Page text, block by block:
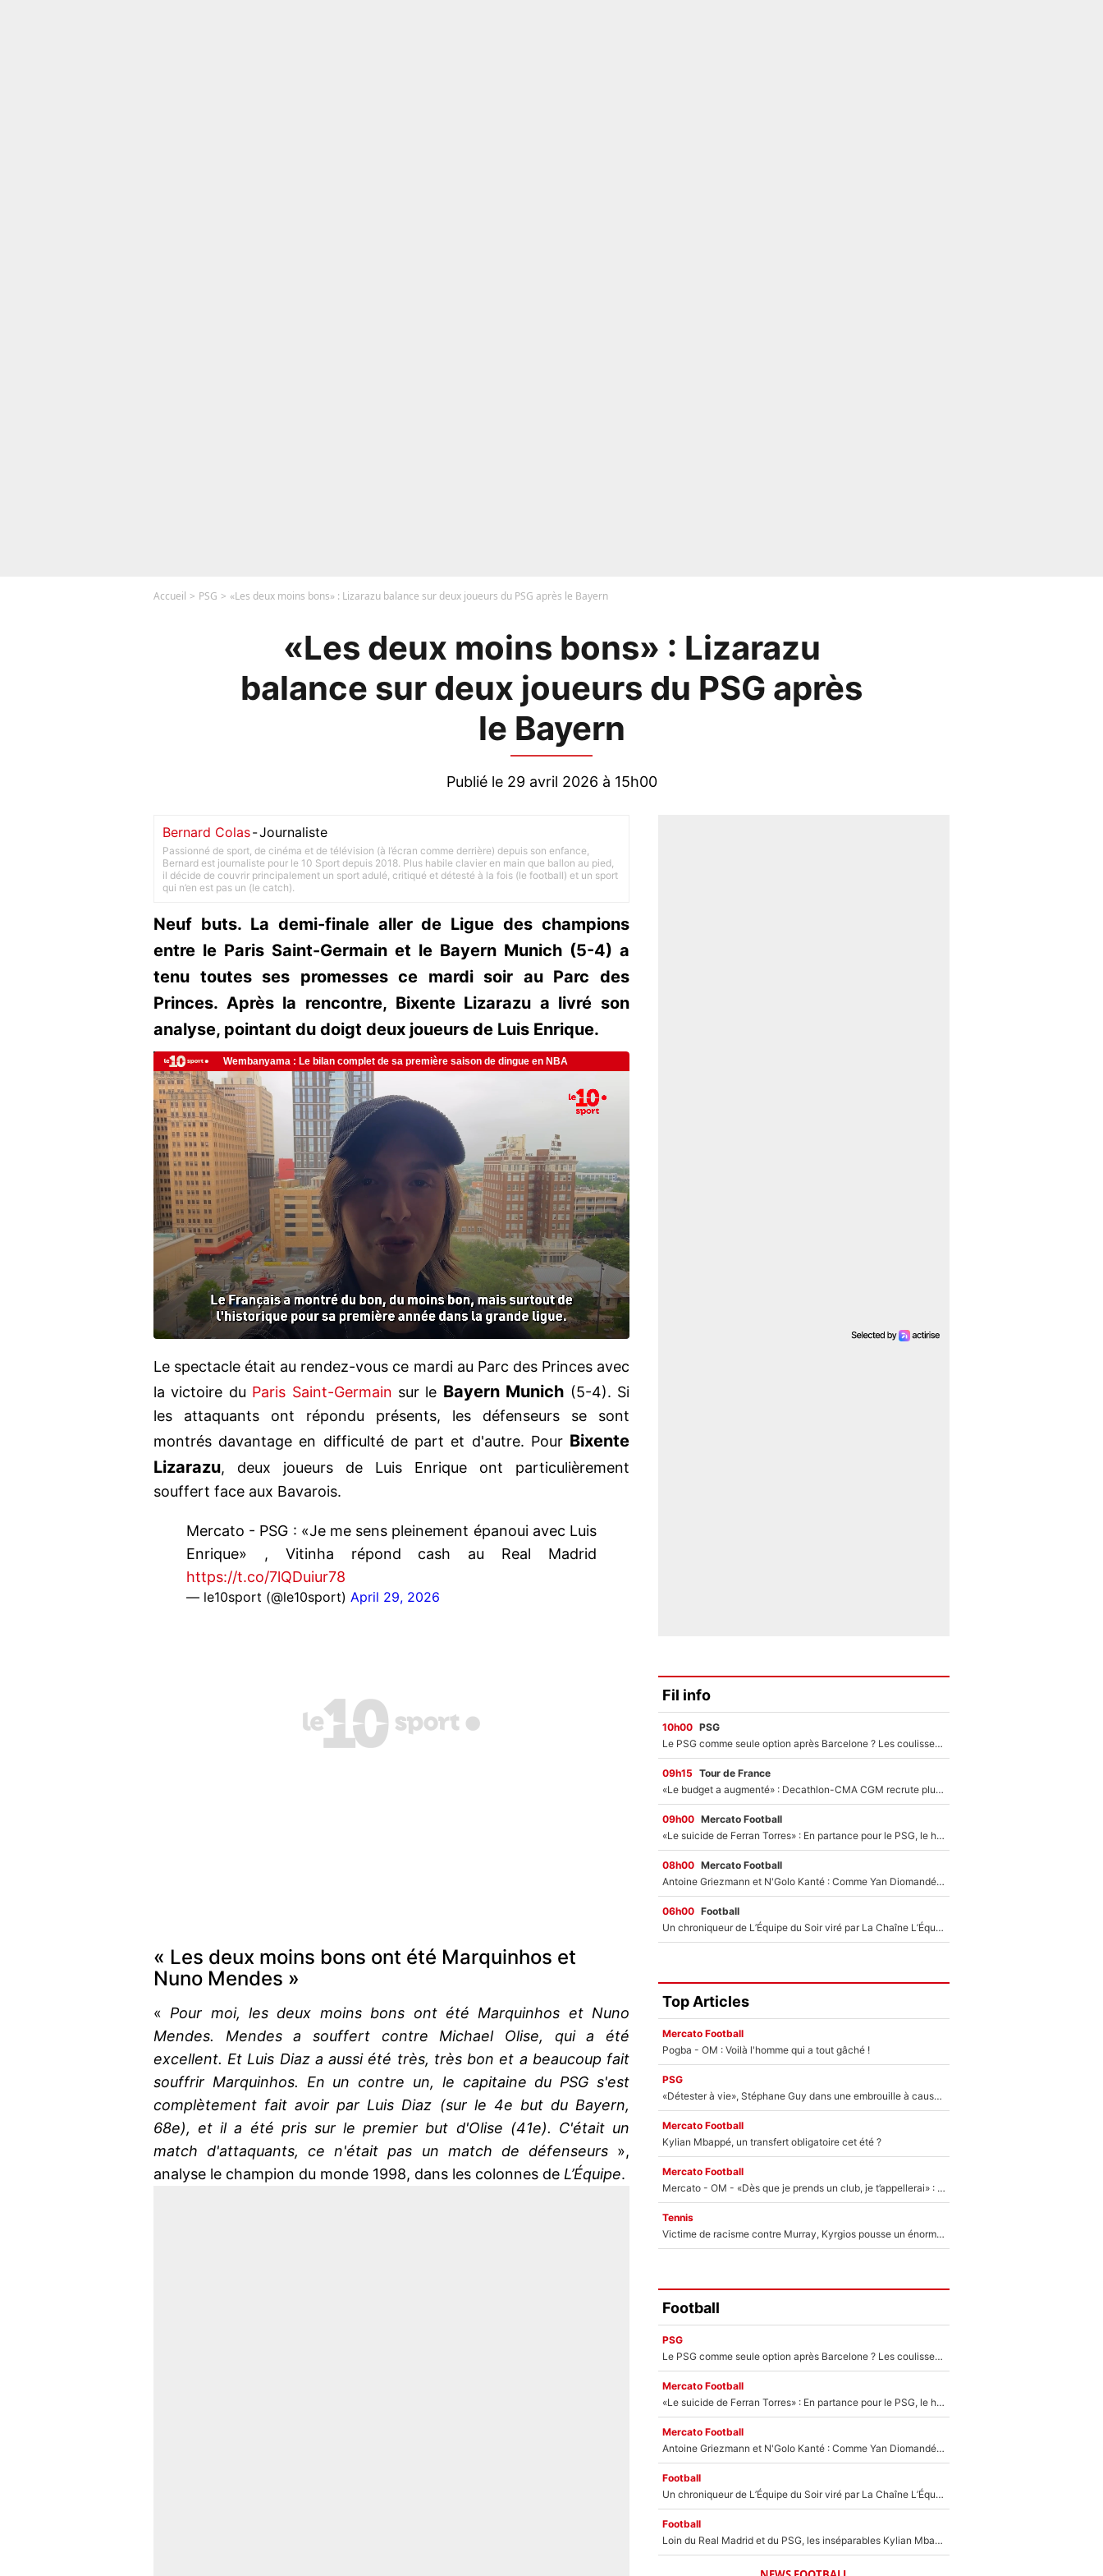
Accueil PSG «Les deux moins bons» : Lizarazu balance sur deux joueurs du PSG après le Bayern
«Les deux moins bons» : Lizarazu
balance sur deux joueurs du PSG après
le Bayern
Publié le 29 avril 2026 à 15h00
Bernard Colas-Journaliste
Passionné de sport, de cinéma et de télévision (à l’écran comme derrière) depuis son enfance,
Bernard est journaliste pour le 10 Sport depuis 2018. Plus habile clavier en main que ballon au pied,
il décide de couvrir principalement un sport adulé, critiqué et détesté à la fois (le football) et un sport
qui n’en est pas un (le catch).
Neuf buts. La demi-finale aller de Ligue des champions
entre le Paris Saint-Germain et le Bayern Munich (5-4) a
tenu toutes ses promesses ce mardi soir au Parc des
Princes. Après la rencontre, Bixente Lizarazu a livré son
analyse, pointant du doigt deux joueurs de Luis Enrique.
Le spectacle était au rendez-vous ce mardi au Parc des Princes avec
la victoire du Paris Saint-Germain sur le Bayern Munich (5-4). Si
les attaquants ont répondu présents, les défenseurs se sont
montrés davantage en difficulté de part et d'autre. Pour Bixente
Lizarazu, deux joueurs de Luis Enrique ont particulièrement
souffert face aux Bavarois.
Mercato - PSG : «Je me sens pleinement épanoui avec Luis
Enrique» , Vitinha répond cash au Real Madrid
https://t.co/7lQDuiur78
— le10sport (@le10sport) April 29, 2026
« Les deux moins bons ont été Marquinhos et
Nuno Mendes »
«Pour moi, les deux moins bons ont été Marquinhos et Nuno
Mendes. Mendes a souffert contre Michael Olise, qui a été
excellent. Et Luis Diaz a aussi été très, très bon et a beaucoup fait
souffrir Marquinhos. En un contre un, le capitaine du PSG s'est
complètement fait avoir par Luis Diaz (sur le 4e but du Bayern,
68e), et il a été pris sur le premier but d'Olise (41e). C'était un
match d'attaquants, ce n'était pas un match de défenseurs»,
analyse le champion du monde 1998, dans les colonnes de L’Équipe.
Fil info
10h00 PSG
Le PSG comme seule option après Barcelone ? Les coulisses de la signature historique de Lionel Messi sont révélées au grand jour !
09h15 Tour de France
«Le budget a augmenté» : Decathlon-CMA CGM recrute plusieurs coureurs pour offrir à Paul Seixas une équipe pour gagner le Tour de France 2027
09h00 Mercato Football
«Le suicide de Ferran Torres» : En partance pour le PSG, le héros de la finale de la Coupe du monde s'attire les foudres de la presse espagnole !
08h00 Mercato Football
Antoine Griezmann et N'Golo Kanté : Comme Yan Diomandé, les deux champions du monde ont refusé de signer au PSG !
06h00 Football
Un chroniqueur de L’Équipe du Soir viré par La Chaîne L’Équipe : Même Olivier Ménard n’avait pas pu empêcher son départ, «je l’ai appris sur Twitter, je l’ai vécu assez mal»
Top Articles
Mercato Football
Pogba - OM : Voilà l'homme qui a tout gâché !
PSG
«Détester à vie», Stéphane Guy dans une embrouille à cause du PSG !
Mercato Football
Kylian Mbappé, un transfert obligatoire cet été ?
Mercato Football
Mercato - OM - «Dès que je prends un club, je t’appellerai» : La promesse de Marcelino au moment de claquer la porte
Tennis
Victime de racisme contre Murray, Kyrgios pousse un énorme coup de gueule !
Football
PSG
Le PSG comme seule option après Barcelone ? Les coulisses de la signature historique de Lionel Messi sont révélées au grand jour !
Mercato Football
«Le suicide de Ferran Torres» : En partance pour le PSG, le héros de la finale de la Coupe du monde s'attire les foudres de la presse espagnole !
Mercato Football
Antoine Griezmann et N'Golo Kanté : Comme Yan Diomandé, les deux champions du monde ont refusé de signer au PSG !
Football
Un chroniqueur de L’Équipe du Soir viré par La Chaîne L’Équipe : Même Olivier Ménard n’avait pas pu empêcher son départ, «je l’ai appris sur Twitter, je l’ai vécu assez mal»
Football
Loin du Real Madrid et du PSG, les inséparables Kylian Mbappé et Achraf Hakimi changent d'équipe le temps d'une journée !